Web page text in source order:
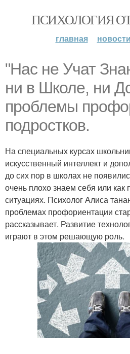
ПСИХОЛОГИЯ
главная новости
"Нас не Учат
ни в Школе, ни
проблемы
подростков.
На специальных курсах
искусственный интеллект и
до сих пор в школах не
очень плохо знаем себя или как
ситуациях. Психолог Алиса
проблемах профориентации
рассказывает. Развитие
играют в этом решающую роль.